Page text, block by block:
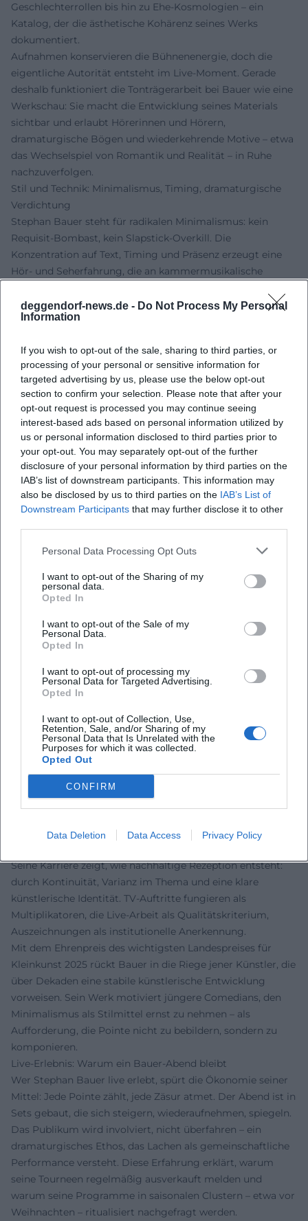
deggendorf-news.de - Do Not Process My Personal
Information
If you wish to opt-out of the sale, sharing to third parties, or
processing of your personal or sensitive information for
targeted advertising by us, please use the below opt-out
section to confirm your selection. Please note that after your
opt-out request is processed you may continue seeing
interest-based ads based on personal information utilized by
us or personal information disclosed to third parties prior to
your opt-out. You may separately opt-out of the further
disclosure of your personal information by third parties on the
IAB’s list of downstream participants. This information may
also be disclosed by us to third parties on the IAB’s List of
Downstream Participants that may further disclose it to other
Personal Data Processing Opt Outs
I want to opt-out of the Sharing of my
personal data.
Opted In
I want to opt-out of the Sale of my
Personal Data.
Opted In
I want to opt-out of processing my
Personal Data for Targeted Advertising.
Opted In
I want to opt-out of Collection, Use,
Retention, Sale, and/or Sharing of my
Personal Data that Is Unrelated with the
Purposes for which it was collected.
Opted Out
CONFIRM
Data Deletion Data Access Privacy Policy
Geschlechterrollen bis hin zu Ehe-Kosmologien – ein
Katalog, der die ästhetische Kohärenz seines Werks
dokumentiert.
Aufnahmen konservieren die Bühnenenergie, doch die
eigentliche Autorität entsteht im Live-Moment. Gerade
deshalb funktioniert die Tonträgerarbeit bei Bauer wie eine
Werkschau: Sie macht die Entwicklung seines Materials
sichtbar und erlaubt Hörerinnen und Hörern,
dramaturgische Bögen und wiederkehrende Motive – etwa
das Wechselspiel von Romantik und Realität – in Ruhe
nachzuverfolgen.
Stil und Technik: Minimalismus, Timing, dramaturgische
Verdichtung
Stephan Bauer steht für radikalen Minimalismus: kein
Requisit-Bombast, kein Slapstick-Overkill. Die
Konzentration auf Text, Timing und Präsenz erzeugt eine
Hör- und Seherfahrung, die an kammermusikalische
Leitmotiven, Reprisen, überraschenden Bridges und klug
gesetzten Pausen, die den Lacher veredeln. Inhaltlich
mit poetischer Selbstironie – eine Gratwanderung, die
Vertrauen schafft.
Dieses Design fördert Wiedererkennbarkeit: Ein Bauer-Set
klingt wie Bauer – von der Wortwahl bis zum
dramaturgischen Crescendo. Das zahlt auf die
Brandbildung ein und erklärt, warum sein Material
crossmedial funktioniert: im Fernsehen, auf Tonträgern, in
Kurzausschnitten und als abendfüllendes Live-Solo.
Themenlandschaft: Beziehungspolitik, Rollenbilder,
Alltagssoziologie
Inhaltlich kreisen die Programme um die Mikro-Soziologie
Erwartungshaltungen, Komfortzonen und Konflikte in
Fitnesskult, beleuchtet Konsumrituale und testet die
Belastbarkeit kollektiver Feiertagsmythen. Diese
Perspektive verschränkt Populäres (Weihnachten, Ehe,
Dating) mit Zeitdiagnose (Selbstoptimierung,
Rollenverhandlungen, Dauerstress) – ein Spannungsfeld, in
dem sich Publikumserfahrung und Bühnenkunst produktiv
reiben.
Der besondere Reiz liegt in der Balance: Scharf in der
Beobachtung, aber nicht zynisch. Schlagfertig, aber nicht
herablassend. So entsteht ein Vertrauensraum, in dem
Lachen Erkenntnis generiert – das klassische Versprechen
der Kleinkunst, eingelöst in zeitgemäßer, stand-up-
orientierter Form.
Kulturelle Einordnung: Ein Solitär der deutschen Kleinkunst
Sprachwitz, Gesellschaftsanalyse, politfreie Zonen mit
Seine Karriere zeigt, wie nachhaltige Rezeption entsteht:
durch Kontinuität, Varianz im Thema und eine klare
künstlerische Identität. TV-Auftritte fungieren als
Multiplikatoren, die Live-Arbeit als Qualitätskriterium,
Auszeichnungen als institutionelle Anerkennung.
Mit dem Ehrenpreis des wichtigsten Landespreises für
Kleinkunst 2025 rückt Bauer in die Riege jener Künstler, die
über Dekaden eine stabile künstlerische Entwicklung
vorweisen. Sein Werk motiviert jüngere Comedians, den
Minimalismus als Stilmittel ernst zu nehmen – als
Aufforderung, die Pointe nicht zu bebildern, sondern zu
komponieren.
Live‑Erlebnis: Warum ein Bauer-Abend bleibt
Wer Stephan Bauer live erlebt, spürt die Ökonomie seiner
Mittel: Jede Pointe zählt, jede Zäsur atmet. Der Abend ist in
Sets gebaut, die sich steigern, wiederaufnehmen, spiegeln.
Das Publikum wird involviert, nicht überfahren – ein
dramaturgisches Ethos, das Lachen als gemeinschaftliche
Performance versteht. Diese Erfahrung erklärt, warum
seine Tourneen regelmäßig ausverkauft melden und
warum seine Programme in saisonalen Clustern – etwa vor
Weihnachten – ritualisiert nachgefragt werden.